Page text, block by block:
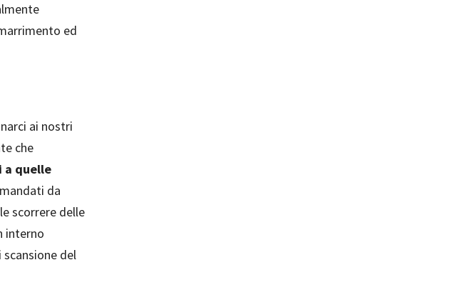
ed
ai nostri
che
a quelle
da
scorrere delle
interno
del